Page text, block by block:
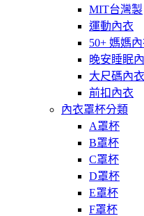
MIT台灣製
運動內衣
50+ 媽媽
晚安睡眠
大尺碼內衣
前扣內衣
內衣罩杯分類
A罩杯
B罩杯
C罩杯
D罩杯
E罩杯
F罩杯